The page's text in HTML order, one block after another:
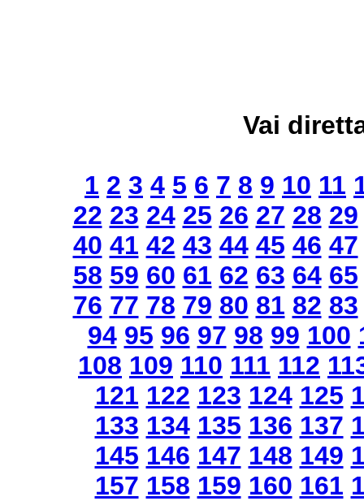
Vai
1 2 3 4 5 6 7 8 9 10 11
22 23 24 25 26 27 28 29
40 41 42 43 44 45 46 47
58 59 60 61 62 63 64 65
76 77 78 79 80 81 82 83
94 95 96 97 98 99 100
108 109 110 111 112
121 122 123 124 125
133 134 135 136 137
145 146 147 148 149
157 158 159 160 161